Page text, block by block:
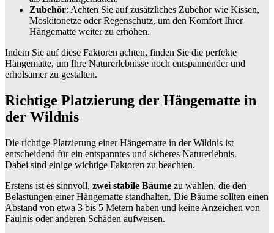
Zubehör: Achten Sie auf zusätzliches Zubehör wie Kissen,
Moskitonetze oder Regenschutz, um den Komfort Ihrer
Hängematte weiter zu erhöhen.
Indem Sie auf diese Faktoren achten, finden Sie die perfekte
Hängematte, um Ihre Naturerlebnisse noch entspannender und
erholsamer zu gestalten.
Richtige Platzierung der Hängematte in
der Wildnis
Die richtige Platzierung einer Hängematte in der Wildnis ist
entscheidend für ein entspanntes und sicheres Naturerlebnis.
Dabei sind einige wichtige Faktoren zu beachten.
Erstens ist es sinnvoll, zwei stabile Bäume zu wählen, die den
Belastungen einer Hängematte standhalten. Die Bäume sollten einen
Abstand von etwa 3 bis 5 Metern haben und keine Anzeichen von
Fäulnis oder anderen Schäden aufweisen.